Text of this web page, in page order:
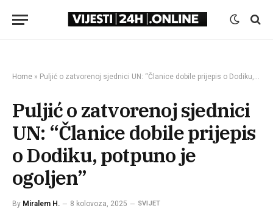
Home » Puljić o zatvorenoj sjednici UN: “Članice dobile prijepis o Dodiku, potpuno je ogoljen”
Puljić o zatvorenoj sjednici
UN: “Članice dobile prijepis
o Dodiku, potpuno je
ogoljen”
By Miralem H. 8 kolovoza, 2025 SVIJET